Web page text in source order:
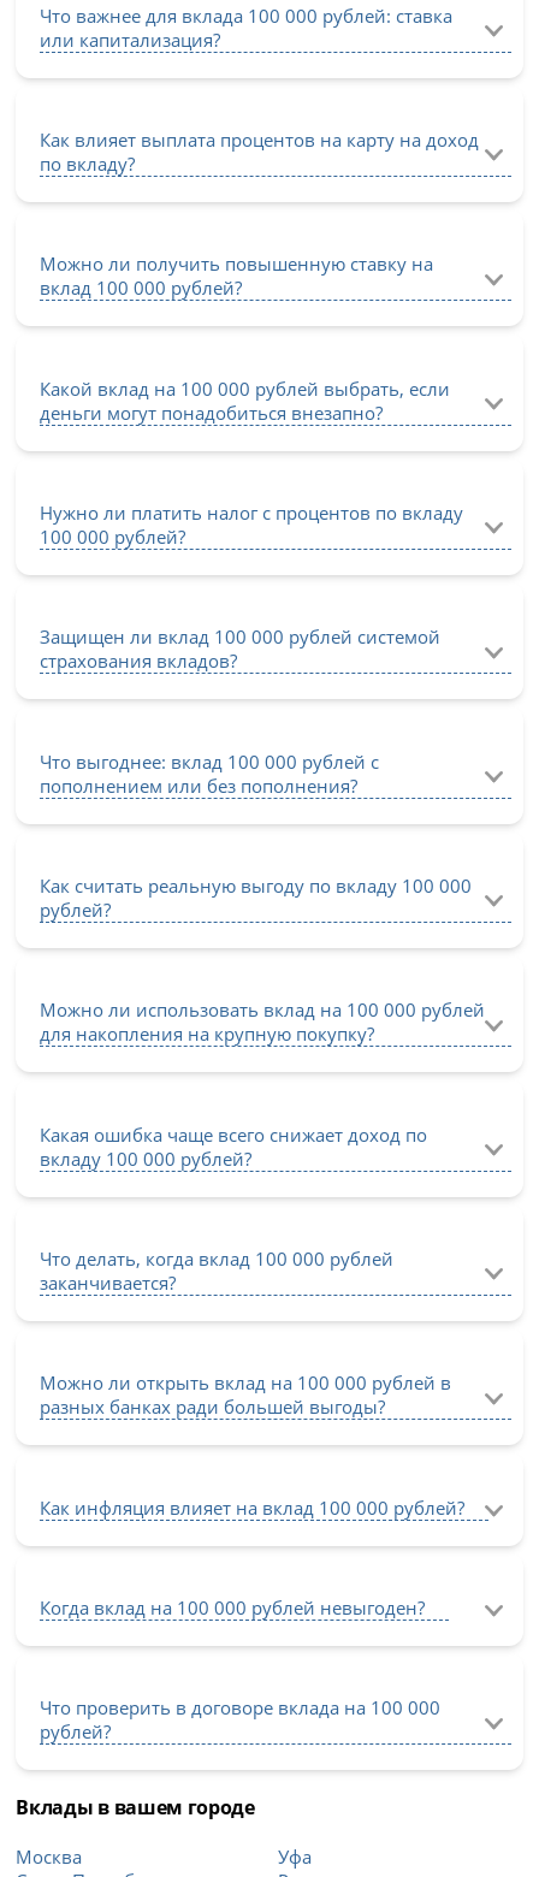
Что важнее для вклада 100 000 рублей: ставка
или капитализация?
Как влияет выплата процентов на карту на доход
по вкладу?
Можно ли получить повышенную ставку на
вклад 100 000 рублей?
Какой вклад на 100 000 рублей выбрать, если
деньги могут понадобиться внезапно?
Нужно ли платить налог с процентов по вкладу
100 000 рублей?
Защищен ли вклад 100 000 рублей системой
страхования вкладов?
Что выгоднее: вклад 100 000 рублей с
пополнением или без пополнения?
Как считать реальную выгоду по вкладу 100 000
рублей?
Можно ли использовать вклад на 100 000 рублей
для накопления на крупную покупку?
Какая ошибка чаще всего снижает доход по
вкладу 100 000 рублей?
Что делать, когда вклад 100 000 рублей
заканчивается?
Можно ли открыть вклад на 100 000 рублей в
разных банках ради большей выгоды?
Как инфляция влияет на вклад 100 000 рублей?
Когда вклад на 100 000 рублей невыгоден?
Что проверить в договоре вклада на 100 000
рублей?
Вклады в вашем городе
Москва
Уфа